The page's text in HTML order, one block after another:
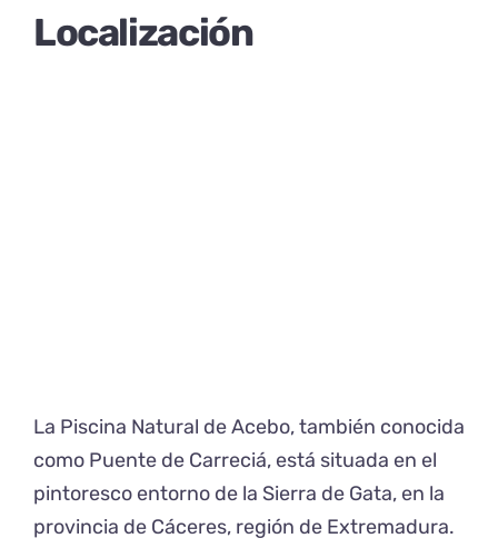
Localización
La Piscina Natural de Acebo, también conocida
como Puente de Carreciá, está situada en el
pintoresco entorno de la Sierra de Gata, en la
provincia de Cáceres, región de Extremadura.